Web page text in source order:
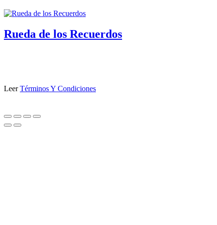
Rueda de los Recuerdos
LeerTérminos Y Condiciones